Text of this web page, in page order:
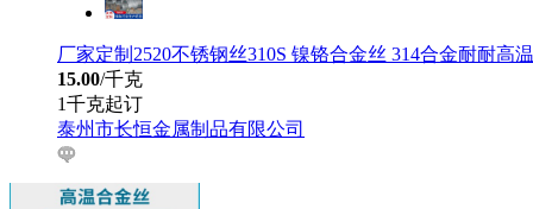
厂家定制2520不锈钢丝310S 镍铬合金丝 314合金耐耐高
15.00/千克
1千克起订
泰州市长恒金属制品有限公司